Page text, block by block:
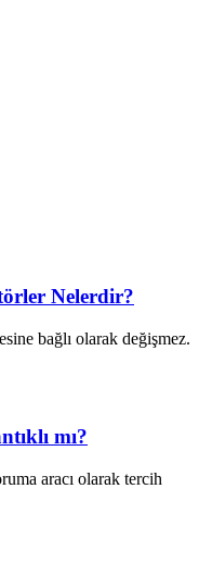
Nelerdir?
bağlı olarak değişmez.
mı?
aracı olarak tercih